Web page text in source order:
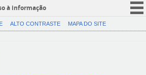
à informação
CORONAVÍRUS (COVID-19)
ALTO CONTRASTE MAPA DO SITE